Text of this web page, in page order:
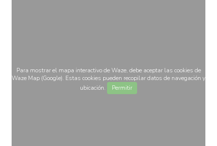
Para mostrar el mapa interactivo de Waze, debe aceptar las cookies de
Waze Map (Google). Estas cookies pueden recopilar datos de navegación y
ubicación.
Permitir